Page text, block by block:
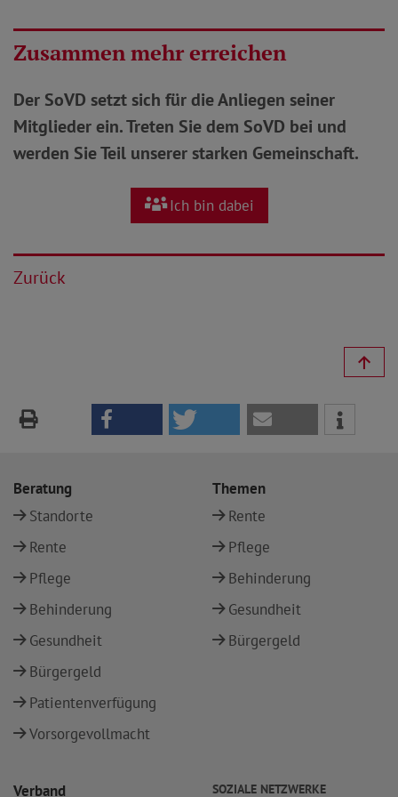
Zusammen mehr erreichen
Der SoVD setzt sich für die Anliegen seiner
Mitglieder ein. Treten Sie dem SoVD bei und
werden Sie Teil unserer starken Gemeinschaft.
Ich bin dabei
Zurück
Beratung
Standorte
Rente
Pflege
Behinderung
Gesundheit
Bürgergeld
Patientenverfügung
Vorsorgevollmacht
Themen
Rente
Pflege
Behinderung
Gesundheit
Bürgergeld
Verband SOZIALE NETZWERKE